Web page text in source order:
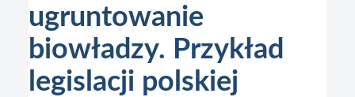
ugruntowanie
biowładzy. Przykład
legislacji polskiej